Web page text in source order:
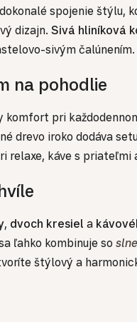
spojenie
dizajn. Sivá hliníková
sivým čalúnením.
na pohodlie
pri
drevo iroko dodáva
káve s priateľmi
, dvoch kresiel a
ľahko kombinuje so
štýlový a